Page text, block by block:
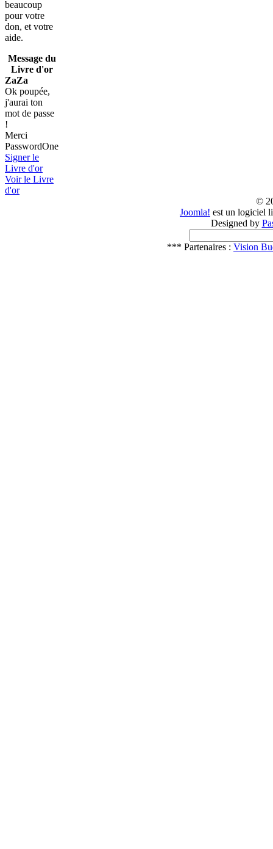
beaucoup
pour votre
don, et votre
aide.
Message du
Livre d'or
ZaZa
Ok poupée,
j'aurai ton
mot de passe
!
Merci
PasswordOne
Signer le
Livre d'or
Voir le Livre
d'or
©
Joomla! est un logiciel
Designed by
*** Partenaires : Vision